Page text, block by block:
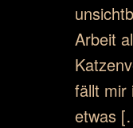
Arbeit
fällt mir
etwas